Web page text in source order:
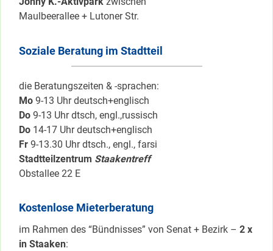
Maulbeerallee + Lutoner Str.
Soziale Beratung im Stadtteil
die Beratungszeiten & -sprachen:
Mo 9-13 Uhr deutsch+englisch
Do 9-13 Uhr dtsch, engl.,russisch
Do 14-17 Uhr deutsch+englisch
Fr 9-13.30 Uhr dtsch., engl., farsi
Stadtteilzentrum Staakentreff
Obstallee 22 E
Kostenlose Mieterberatung
im Rahmen des “Bündnisses” von Senat + Bezirk – 2 x
in Staaken: